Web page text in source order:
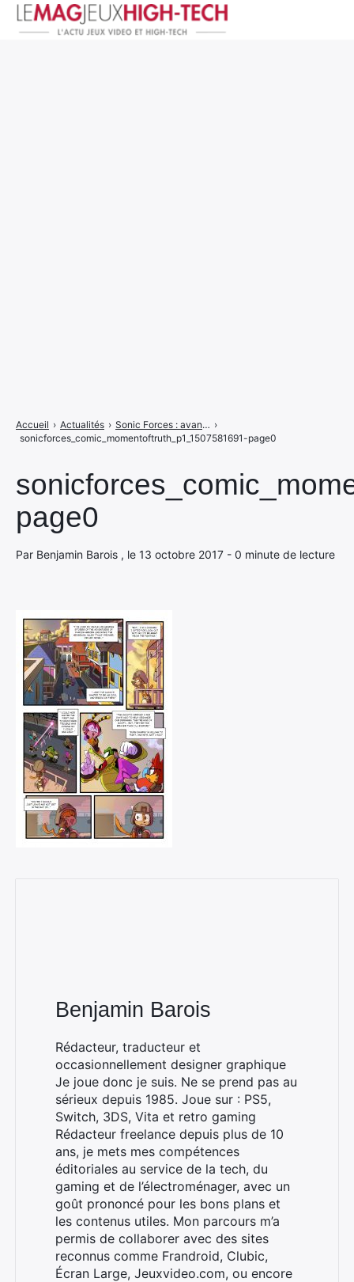
page0
Par Benjamin Barois , le 13 octobre 2017 - 0 minute de lecture
Accueil › Actualités › Sonic Forces : avant le jeu, la BD ›
sonicforces_comic_momentoftruth_p1_1507581691-page0
Benjamin Barois
Rédacteur, traducteur et
occasionnellement designer graphique
Je joue donc je suis. Ne se prend pas au
sérieux depuis 1985. Joue sur : PS5,
Switch, 3DS, Vita et retro gaming
Rédacteur freelance depuis plus de 10
ans, je mets mes compétences
éditoriales au service de la tech, du
gaming et de l’électroménager, avec un
goût prononcé pour les bons plans et
les contenus utiles. Mon parcours m’a
permis de collaborer avec des sites
reconnus comme Frandroid, Clubic,
Écran Large, Jeuxvideo.com, ou encore